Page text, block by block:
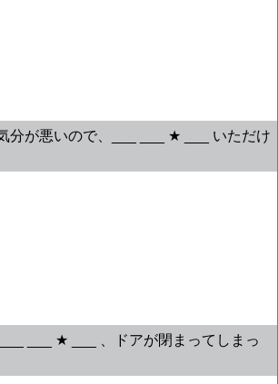
分が悪いので、___ ___ ★ ___ いただけ
___ ★ ___ 、ドアが閉まってしまっ